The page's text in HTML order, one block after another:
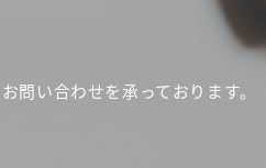
お問い合わせを承っております。